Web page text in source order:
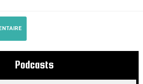
Podcasts